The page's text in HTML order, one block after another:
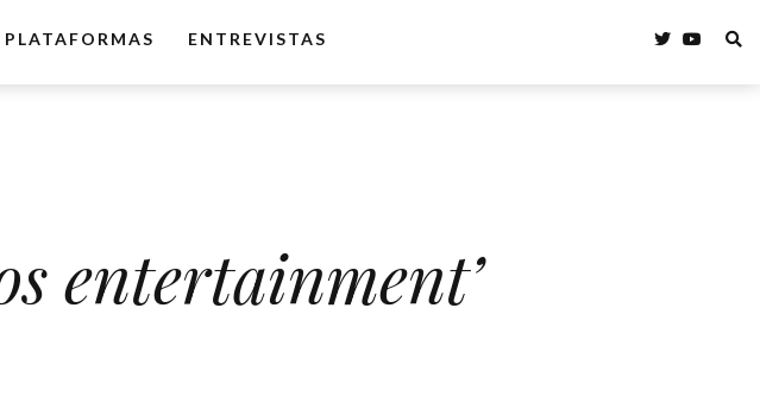
PLATAFORMAS ENTREVISTAS
entertainment’